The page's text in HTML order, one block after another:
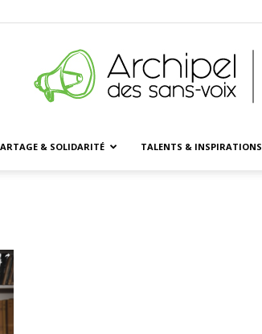
& SOLIDARITÉ TALENTS & INSPIRATIONS